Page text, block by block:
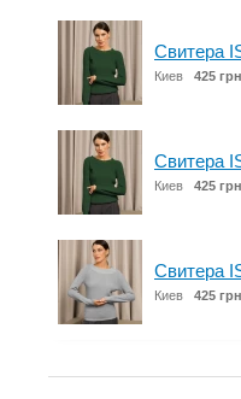
Свитера
Киев 425 грн
Свитера
Киев 425 грн
Свитера
Киев 425 грн